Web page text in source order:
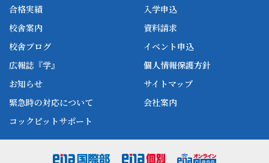
ena-base
新開校
合格実績
校舎案内
校舎ブログ
広報誌『学』
お知らせ
緊急時の対応について
コックピットサポート
入学申込
資料請求
イベント申込
個人情報保護方針
サイトマップ
会社案内